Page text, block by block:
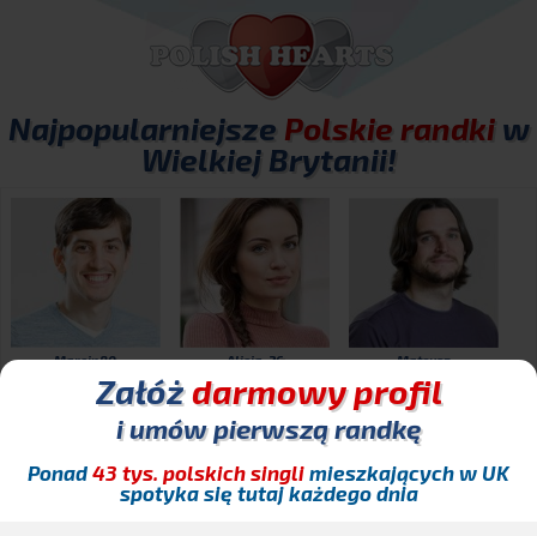
Załóżdarmowy profil
i umów pierwszą randkę
Ponad 43 tys. polskich singli mieszkających w UK
spotyka się tutaj każdego dnia
Najpopularniejsze Polskie randkiw
Wielkiej Brytanii!
Marcin80 Alicja_26 Mateusz